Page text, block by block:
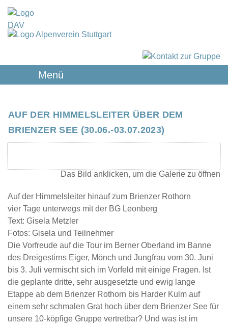
Menü
AUF DER HIMMELSLEITER ÜBER DEM
BRIENZER SEE (30.06.-03.07.2023)
Auf der Himmelsleiter hinauf zum Brienzer Rothorn
vier Tage unterwegs mit der BG Leonberg
Text: Gisela Metzler
Fotos: Gisela und Teilnehmer
Die Vorfreude auf die Tour im Berner Oberland im Banne
des Dreigestirns Eiger, Mönch und Jungfrau vom 30. Juni
bis 3. Juli vermischt sich im Vorfeld mit einige Fragen. Ist
die geplante dritte, sehr ausgesetzte und ewig lange
Etappe ab dem Brienzer Rothorn bis Harder Kulm auf
einem sehr schmalen Grat hoch über dem Brienzer See für
unsere 10-köpfige Gruppe vertretbar? Und was ist im